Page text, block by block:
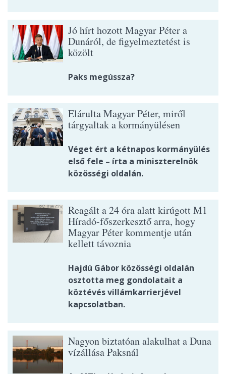
Jó hírt hozott Magyar Péter a
Dunáról, de figyelmeztetést is
közölt
Paks megússza?
Elárulta Magyar Péter, miről
tárgyaltak a kormányülésen
Véget ért a kétnapos kormányülés
első fele – írta a miniszterelnök
közösségi oldalán.
Reagált a 24 óra alatt kirúgott M1
Híradó-főszerkesztő arra, hogy
Magyar Péter kommentje után
kellett távoznia
Hajdú Gábor közösségi oldalán
osztotta meg gondolatait a
köztévés villámkarrierjével
kapcsolatban.
Nagyon biztatóan alakulhat a Duna
vízállása Paksnál